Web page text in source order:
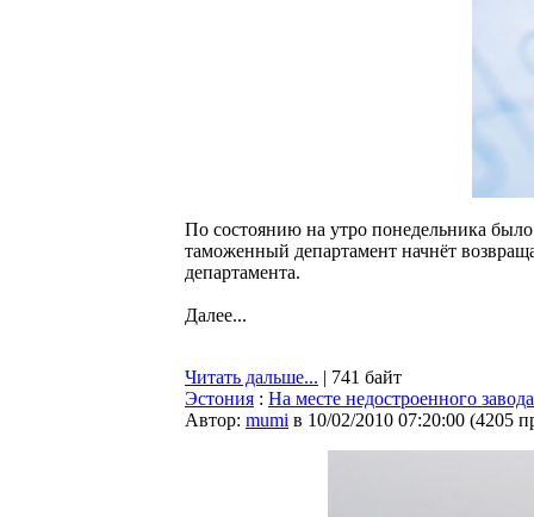
По состоянию на утро понедельника
таможенный департамент начнёт
департамента.
Далее...
Читать дальше... | 741 байт
Эстония : На месте недостроенного
Автор: mumi в 10/02/2010 07:20:00 (4205